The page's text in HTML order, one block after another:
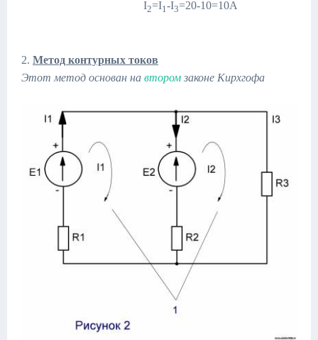
I2=I1-I3=20-10=10A
2. Метод контурных токов
Этот метод основан на втором законе Кирхгофа